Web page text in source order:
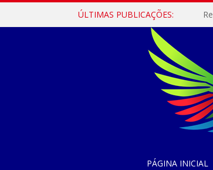
ÚLTIMAS PUBLICAÇÕES:
PÁGINA INICIAL